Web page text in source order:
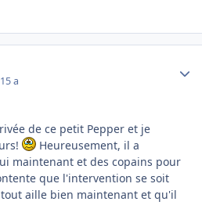
15 a
de ce petit Pepper et je
Heureusement, il a
maintenant et des copains pour
que l'intervention se soit
aille bien maintenant et qu'il